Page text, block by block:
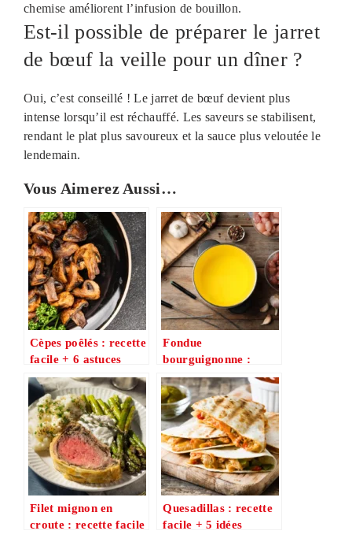
chemise améliorent l’infusion de bouillon.
Est-il possible de préparer le jarret
de bœuf la veille pour un dîner ?
Oui, c’est conseillé ! Le jarret de bœuf devient plus
intense lorsqu’il est réchauffé. Les saveurs se stabilisent,
rendant le plat plus savoureux et la sauce plus veloutée le
lendemain.
Vous Aimerez Aussi…
Cèpes poêlés : recette
facile + 6 astuces
pour un goût intense
Fondue
bourguignonne :
recette + 9 astuces
(viandes, sauces,
cuisson)
Filet mignon en
croute : recette facile
Quesadillas : recette
facile + 5 idées